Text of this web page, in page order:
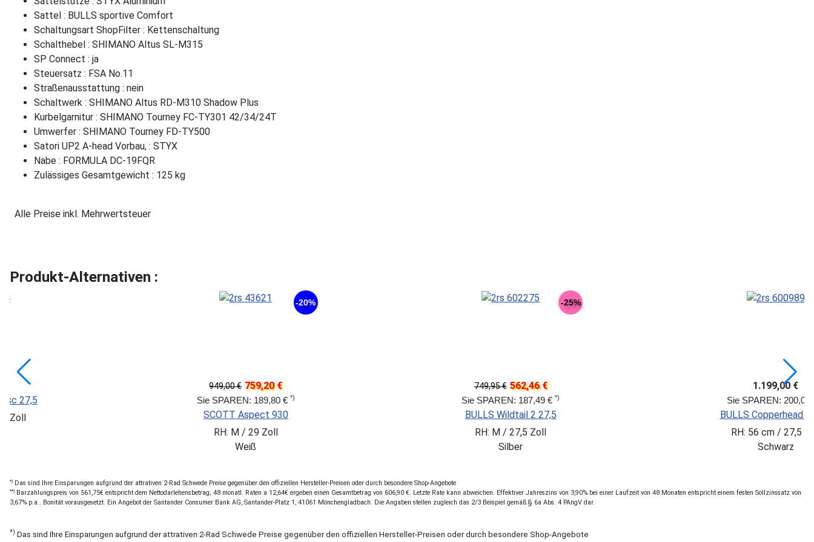
Sattel : BULLS sportive Comfort
Schaltungsart ShopFilter : Kettenschaltung
Schalthebel : SHIMANO Altus SL-M315
SP Connect : ja
Steuersatz : FSA No.11
Straßenausstattung : nein
Schaltwerk : SHIMANO Altus RD-M310 Shadow Plus
Kurbelgarnitur : SHIMANO Tourney FC-TY301 42/34/24T
Umwerfer : SHIMANO Tourney FD-TY500
Satori UP2 A-head Vorbau, : STYX
Nabe : FORMULA DC-19FQR
Zulässiges Gesamtgewicht : 125 kg
Alle Preise inkl. Mehrwertsteuer
Produkt-Alternativen :
€
187,49 €
2 27,5
-14%
1.199,00 €
Sie SPAREN: 200,00 €
BULLS Copperhead 3 27,5
RH: 56 cm / 27,5 Zoll
Schwarz
-20%
749,95 € 599,96 €
Sie SPAREN: 149,99 €
BULLS Wildtail 2 Disc 29
RH: 41 cm / 29 Zoll
Schwarz
779,00 €
SCOTT
RH: L / 27,5
Orange
*) Das sind Ihre Einsparungen aufgrund der attrativen 2-Rad Schwede Preise gegenüber den offiziellen Hersteller-Preisen oder durch besondere Shop-Angebote
**) Barzahlungspreis von 561,75€ entspricht dem Nettodarlehensbetrag; 48 monatl. Raten a 12,64€ ergeben einen Gesamtbetrag von 606,90 €. Letzte Rate kann abweichen. Effektiver Jahreszins von 3,90% bei einer Laufzeit von 48 Monaten entspricht einem festen Sollzinssatz von
3,67% p.a.. Bonität vorausgesetzt. Ein Angebot der Santander Consumer Bank AG, Santander-Platz 1, 41061 Mönchengladbach. Die Angaben stellen zugleich das 2/3 Beispiel gemäß § 6a Abs. 4 PAngV dar.
*) Das sind Ihre Einsparungen aufgrund der attrativen 2-Rad Schwede Preise gegenüber den offiziellen Hersteller-Preisen oder durch besondere Shop-Angebote